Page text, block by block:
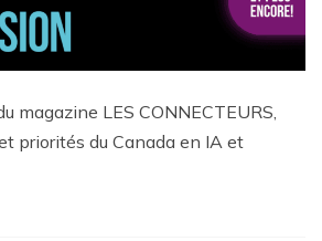
magazine LES CONNECTEURS,
priorités du Canada en IA et